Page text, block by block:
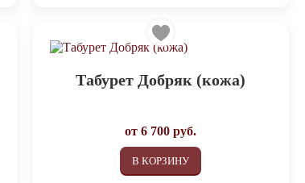
Табурет Добряк (кожа)
от6 700 руб.
В КОРЗИНУ